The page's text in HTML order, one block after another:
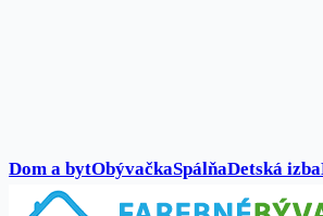
Dom a bytObývačkaSpálňaDetská izba